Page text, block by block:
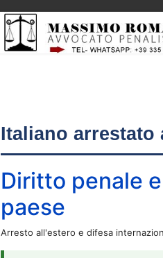
Italiano arrestato
Diritto penale
paese
Arresto all'estero e difesa